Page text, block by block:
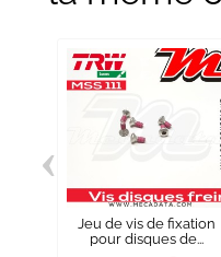
Jeu de vis de fixation
pour disques de...
‹